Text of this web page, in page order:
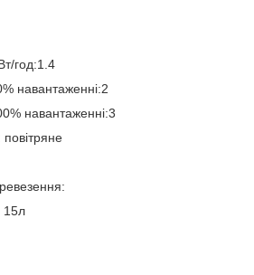
год:1.4
навантаженні:2
навантаженні:3
15л